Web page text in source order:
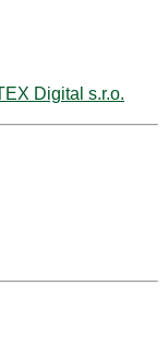
Digital s.r.o.